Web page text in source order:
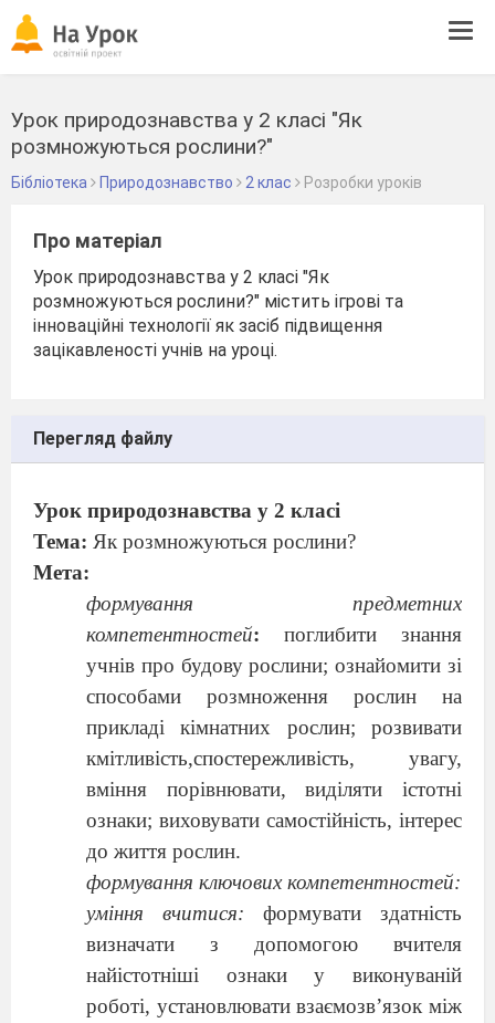
Урок природознавства у 2 класі "Як
розмножуються рослини?"
Бібліотека Природознавство 2 клас Розробки уроків
Про матеріал
Урок природознавства у 2 класі "Як
розмножуються рослини?" містить ігрові та
інноваційні технології як засіб підвищення
зацікавленості учнів на уроці.
Перегляд файлу
Урок природознавства у 2 класі
Тема: Як розмножуються рослини?
Мета:
формування предметних
компетентностей: поглибити знання
учнів про будову рослини; ознайомити зі
способами розмноження рослин на
прикладі кімнатних рослин; розвивати
кмітливість,спостережливість, увагу,
вміння порівнювати, виділяти істотні
ознаки; виховувати самостійність, інтерес
до життя рослин.
формування ключових компетентностей:
уміння вчитися: формувати здатність
визначати з допомогою вчителя
найістотніші ознаки у виконуваній
роботі, установлювати взаємозв’язок між